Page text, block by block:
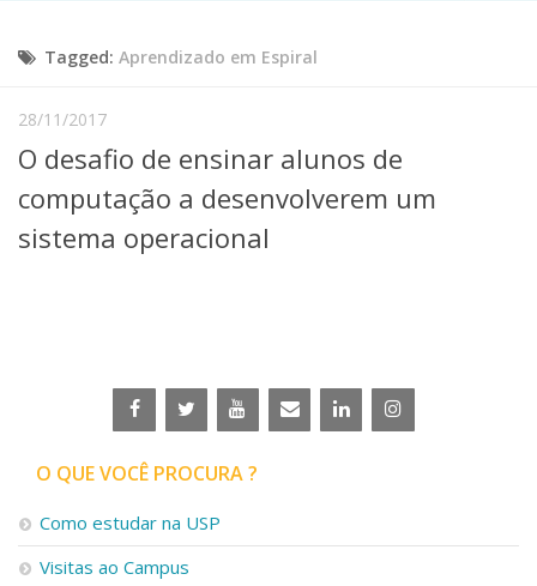
Escola, Institutos e Órgãos
Núcleos e Comissões
Telefones e Mapas
Ensino
Graduação
Linhas de Pesquisa
Centros, Núcleos e Projetos em Rede
Iniciação Científica
Empresas Juniores
Extensão à Comunidade
Tagged: Aprendizado em Espiral
28/11/2017
O desafio de ensinar alunos de
computação a desenvolverem um
sistema operacional
O QUE VOCÊ PROCURA ?
Como estudar na USP
Visitas ao Campus